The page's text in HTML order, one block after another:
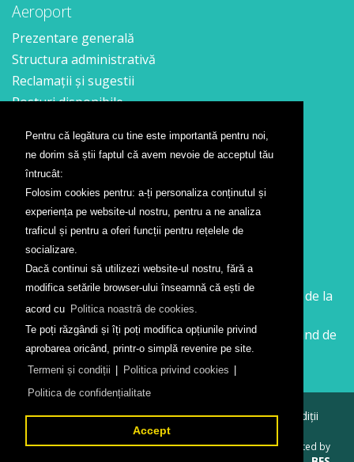
Pentru că legătura cu tine este importantă pentru noi,
ne dorim să știi faptul că avem nevoie de acceptul tău
întrucât:
Folosim cookies pentru: a-ți personaliza conținutul și
experiența pe website-ul nostru, pentru a ne analiza
traficul și pentru a oferi funcții pentru rețelele de
socializare.
Dacă continui să utilizezi website-ul nostru, fără a
modifica setările browser-ului înseamnă că ești de
acord cu Politica noastră de cookies.
Te poți răzgândi și îți poți modifica opțiunile privind
aprobarea oricând, printr-o simplă revenire pe site.
Termeni și condiții | Politica privind cookies |
Politica de confidențialitate
Accept
Aeroport
Prezentare generală
Structura administrativă
Reclamații și sugestii
Posturi disponibile
Contact
Formular contact
Localizare
Presă
Companii aeriene
Wizz Air
Călătorește la Sibiu cu Wizz Air. Zboruri începând de la
26 GBP
Călătorește de la Sibiu cu Wizz Air. Zboruri începând de
la 138 RON
© 2026Aeroportul Internațional Sibiu
Termeni și condiții
Politica de confidențialitate
Created by